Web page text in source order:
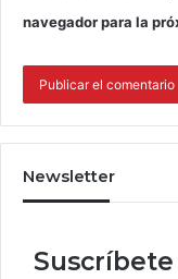
navegador para la
Newsletter